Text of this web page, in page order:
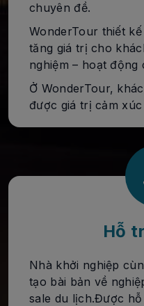
chuyên đề.
WonderTour thiết
tăng giá trị cho
nghiệm – hoạt động
Ở WonderTour,
được giá trị cảm
Hỗ
Nhà khởi nghiệp
tạo bài bản về
sale du lịch.Được